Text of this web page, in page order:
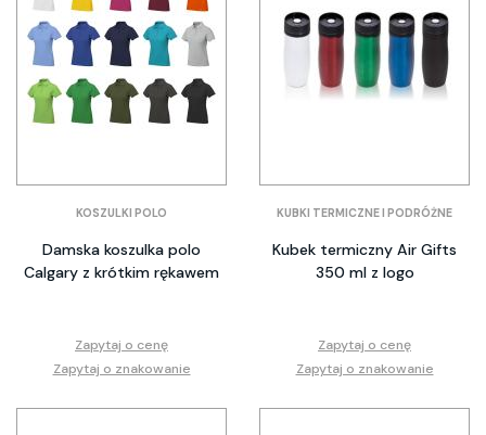
KOSZULKI POLO
Damska koszulka polo
Calgary z krótkim rękawem
Zapytaj o cenę
Zapytaj o znakowanie
KUBKI TERMICZNE I PODRÓŻNE
Kubek termiczny Air Gifts
350 ml z logo
Zapytaj o cenę
Zapytaj o znakowanie